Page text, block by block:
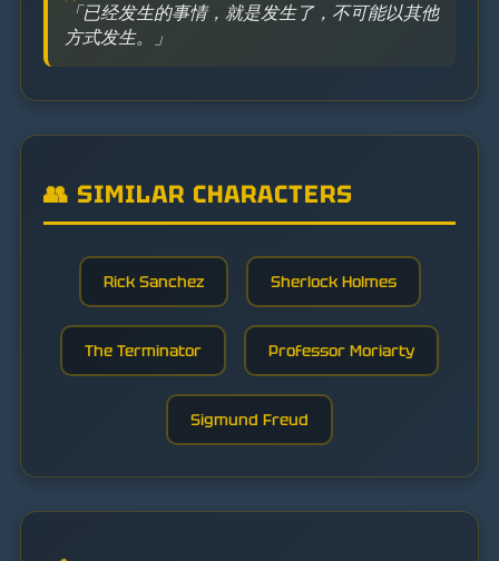
「已经发生的事情，就是发生了，不可能以其他
方式发生。」
👥 SIMILAR CHARACTERS
Rick Sanchez Sherlock Holmes
The Terminator Professor Moriarty
Sigmund Freud